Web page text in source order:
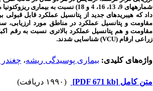
شماره­های 9، 13، 16، 4 و 18) نسبت
داد که هیبریدهای جدید از پتانسیل عملکرد قابل قبولی
مقاومت و پتانسیل عملکرد در مناطق مورد ارزیابی،
مقاومت و هم پتانسیل عملکرد بالاتری نسبت به رقم
زراعی ارقام (
VCU
) شناسایی شدند.
واژه‌های کلیدی: بیماری پوسیدگی ریشه، چغندر
متن کامل [PDF 671 kb]
(۱۹۹۰ دریافت)